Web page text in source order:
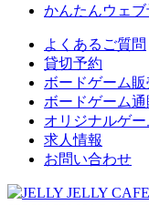
かんたんウェブ
よくあるご質問
貸切予約
ボードゲーム販
ボードゲーム通
オリジナルゲ
求人情報
お問い合わせ